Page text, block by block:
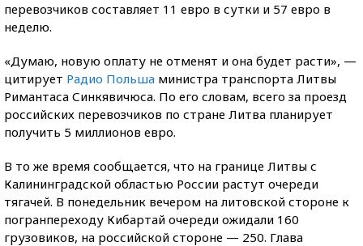
перевозчиков составляет 11 евро в сутки и 57 евро в
неделю.
«Думаю, новую оплату не отменят и она будет расти», —
цитирует Радио Польша министра транспорта Литвы
Римантаса Синкявичюса. По его словам, всего за проезд
российских перевозчиков по стране Литва планирует
получить 5 миллионов евро.
В то же время сообщается, что на границе Литвы с
Калининградской областью России растут очереди
тягачей. В понедельник вечером на литовской стороне к
погранпереходу Кибартай очереди ожидали 160
грузовиков, на российской стороне — 250. Глава